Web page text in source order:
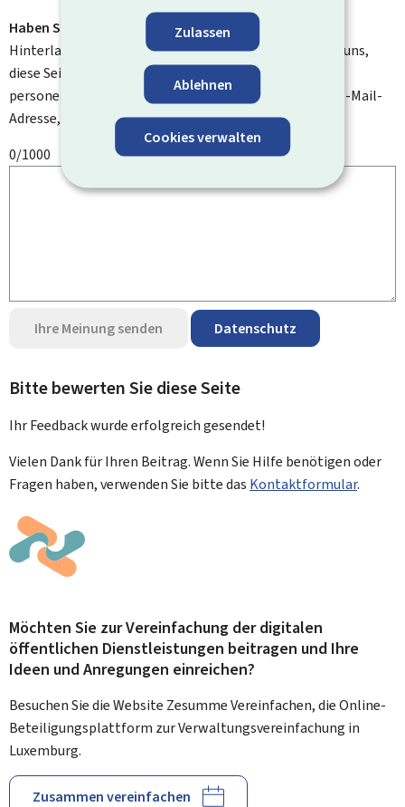
Zulassen
Ablehnen
Cookies verwalten
Haben Sie Verbesserungsvorschläge?
Hinterlassen Sie uns einen Kommentar und helfen Sie uns,
diese Seite zu verbessern. Bitte geben Sie keine
personenbezogenen Daten an, wie zum Beispiel Ihre E-Mail-
Adresse, Ihren Namen oder Ihre Telefonnummer.
0/1000
Ihre Meinung senden Datenschutz
Bitte bewerten Sie diese Seite
Ihr Feedback wurdeerfolgreichgesendet!
Vielen Dank für Ihren Beitrag. Wenn Sie Hilfe benötigen oder
Fragen haben, verwenden Sie bitte das Kontaktformular.
Möchten Sie zur Vereinfachung der digitalen
öffentlichen Dienstleistungen beitragen und Ihre
Ideen und Anregungen einreichen?
Besuchen Sie die Website Zesumme Vereinfachen, die Online-
Beteiligungsplattform zur Verwaltungsvereinfachung in
Luxemburg.
Zusammen vereinfachen